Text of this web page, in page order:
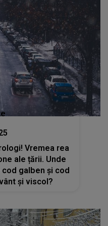
Vremea rea
ale țării. Unde
galben și cod
și viscol?